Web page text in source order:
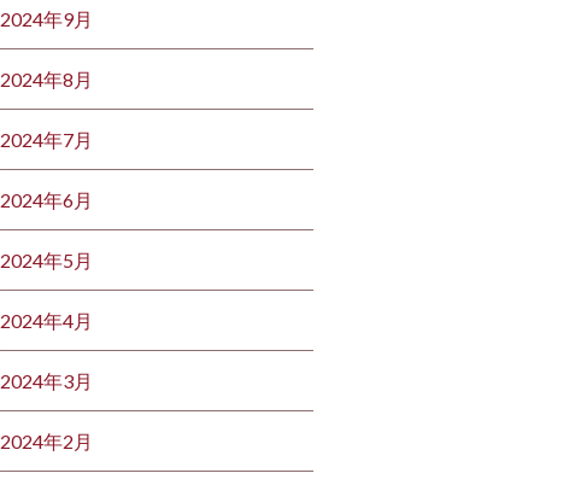
2024年9月
2024年8月
2024年7月
2024年6月
2024年5月
2024年4月
2024年3月
2024年2月